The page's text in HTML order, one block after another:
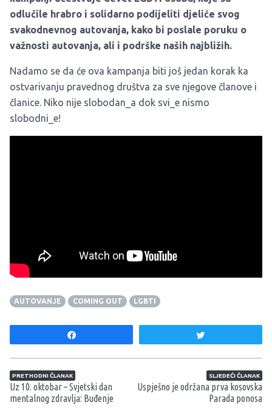
odlučile hrabro i solidarno podijeliti djeliće svog
svakodnevnog autovanja, kako bi poslale poruku o
važnosti autovanja, ali i podrške naših najbližih.
Nadamo se da će ova kampanja biti još jedan korak ka
ostvarivanju pravednog društva za sve njegove članove i
članice. Niko nije slobodan_a dok svi_e nismo
slobodni_e!
AUTOVANJE COMING OUT LGBTI
Navigacija članaka
PRETHODNI ČLANAK
Uz 10. oktobar – Svjetski dan
mentalnog zdravlja: Buđenje
SLJEDEĆI ČLANAK
Uspješno je održana prva kosovska
Parada ponosa